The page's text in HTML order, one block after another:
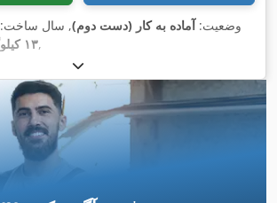
وضعیت:آماده به کار (دست دوم), سال ساخت:
۱۳ کیلوگرم,